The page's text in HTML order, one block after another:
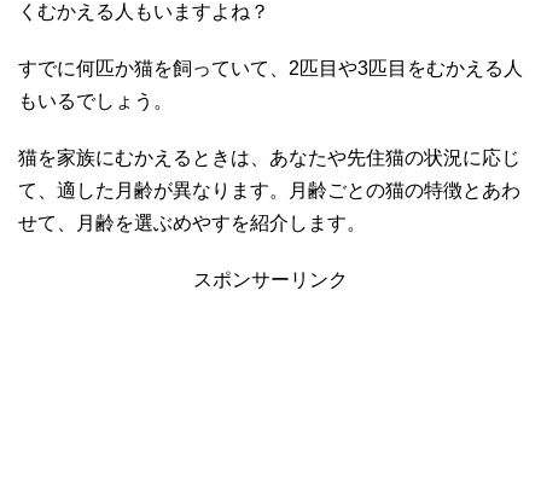
くむかえる人もいますよね？
すでに何匹か猫を飼っていて、2匹目や3匹目をむかえる人
もいるでしょう。
猫を家族にむかえるときは、あなたや先住猫の状況に応じ
て、適した月齢が異なります。月齢ごとの猫の特徴とあわ
せて、月齢を選ぶめやすを紹介します。
スポンサーリンク